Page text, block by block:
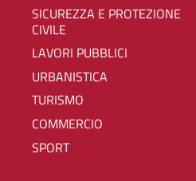
SICUREZZA E PROTEZIONE
CIVILE
LAVORI PUBBLICI
URBANISTICA
TURISMO
COMMERCIO
SPORT